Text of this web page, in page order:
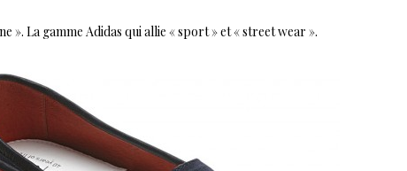
». La gamme Adidas qui allie « sport » et « street wear ».